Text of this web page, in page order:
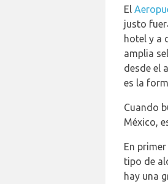
El
justo
hotel y a
amplia
desde el
es la
Cuando
México,
En
tipo de
hay una